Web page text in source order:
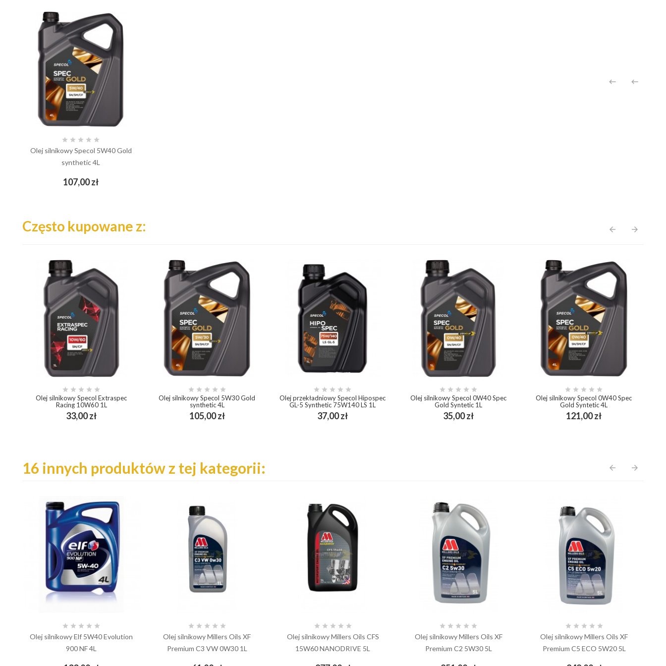
 
    
Olej silnikowy Specol 5W40 Gold
synthetic 4L
107,00 złCena
add_shopping_cart
Często kupowane z: arrow_back arrow_forward
    
Olej silnikowy Specol Extraspec
Racing 10W60 1L
33,00 złCena
add_shopping_cart
    
Olej silnikowy Specol 5W30 Gold
synthetic 4L
105,00 złCena
add_shopping_cart
    
Olej przekładniowy Specol Hipospec
GL-5 Synthetic 75W140 LS 1L
37,00 złCena
add_shopping_cart
    
Olej silnikowy Specol 0W40 Spec
Gold Syntetic 1L
35,00 złCena
add_shopping_cart
    
Olej silnikowy Specol 0W40 Spec
Gold Syntetic 4L
121,00 złCena
add_shopping_cart
16 innych produktów z tej kategorii: arrow_back arrow_forward
    
Olej silnikowy Elf 5W40 Evolution
900 NF 4L
    
Olej silnikowy Millers Oils XF
Premium C3 VW 0W30 1L
    
Olej silnikowy Millers Oils CFS
15W60 NANODRIVE 5L
    
Olej silnikowy Millers Oils XF
Premium C2 5W30 5L
    
Olej silnikowy Millers Oils XF
Premium C5 ECO 5W20 5L